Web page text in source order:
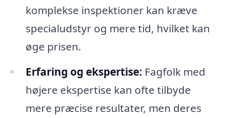
komplekse inspektioner kan kræve
specialudstyr og mere tid, hvilket kan
øge prisen.
Erfaring og ekspertise: Fagfolk med
højere ekspertise kan ofte tilbyde
mere præcise resultater, men deres